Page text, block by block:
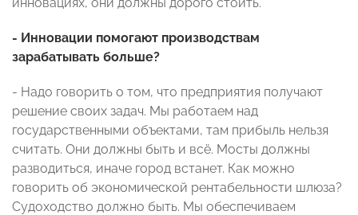
- Инновации помогают производствам
зарабатывать больше?
- Надо говорить о том, что предприятия получают
решение своих задач. Мы работаем над
государственными объектами, там прибыль нельзя
считать. Они должны быть и всё. Мосты должны
разводиться, иначе город встанет. Как можно
говорить об экономической рентабельности шлюза?
Судоходство должно быть. Мы обеспечиваем